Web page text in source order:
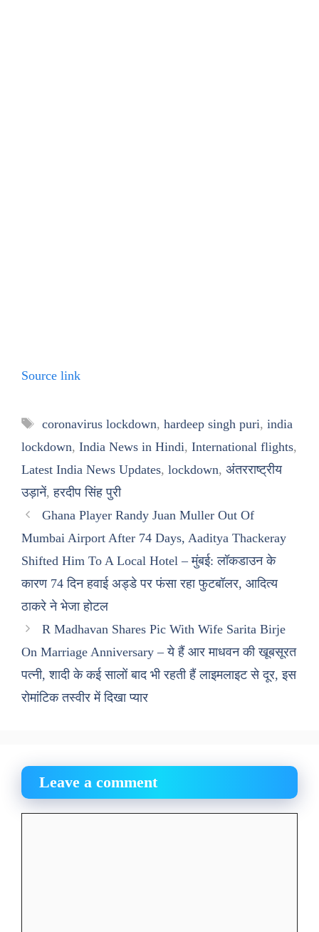
Source link
Tags
coronavirus lockdown, hardeep singh puri, india
lockdown, India News in Hindi, International flights,
Latest India News Updates, lockdown, अंतरराष्ट्रीय
उड़ानें,हरदीप सिंह पुरी
Ghana Player Randy Juan Muller Out Of
Mumbai Airport After 74 Days, Aaditya Thackeray
Shifted Him To A Local Hotel – मुंबई: लॉकडाउन के
कारण 74 दिन हवाई अड्डे पर फंसा रहा फुटबॉलर, आदित्य
ठाकरे ने भेजा होटल
R Madhavan Shares Pic With Wife Sarita Birje
On Marriage Anniversary – ये हैं आर माधवन की खूबसूरत
पत्नी, शादी के कई सालों बाद भी रहती हैं लाइमलाइट से दूर, इस
रोमांटिक तस्वीर में दिखा प्यार
Leave a comment